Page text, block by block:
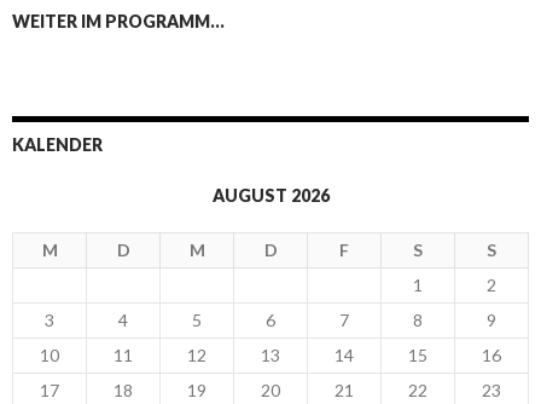
WEITER IM PROGRAMM…
KALENDER
AUGUST 2026
M D M D F S
S
1
2
3
4 5 6 7 8
9
10
11 12 13 14 15
16
17
18 19 20 21 22
23